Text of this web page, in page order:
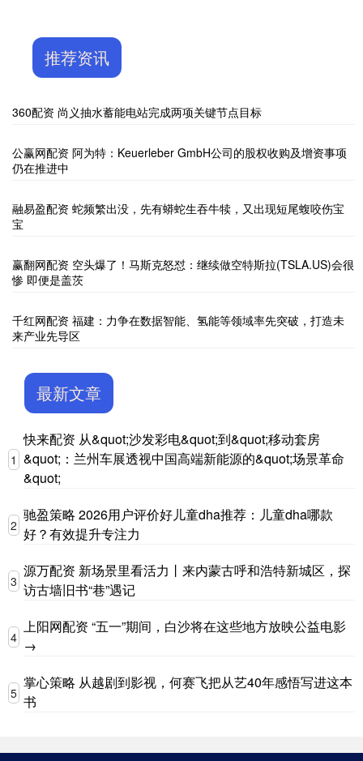
推荐资讯
360配资 尚义抽水蓄能电站完成两项关键节点目标
公赢网配资 阿为特：Keuerleber GmbH公司的股权收购及增资事项
仍在推进中
融易盈配资 蛇频繁出没，先有蟒蛇生吞牛犊，又出现短尾蝮咬伤宝
宝
赢翻网配资 空头爆了！马斯克怒怼：继续做空特斯拉(TSLA.US)会很
惨 即便是盖茨
千红网配资 福建：力争在数据智能、氢能等领域率先突破，打造未
来产业先导区
最新文章
1
快来配资 从&quot;沙发彩电&quot;到&quot;移动套房
&quot;：兰州车展透视中国高端新能源的&quot;场景革命
&quot;
2
驰盈策略 2026用户评价好儿童dha推荐：儿童dha哪款
好？有效提升专注力
3
源万配资 新场景里看活力丨来内蒙古呼和浩特新城区，探
访古墙旧书“巷”遇记
4
上阳网配资 “五一”期间，白沙将在这些地方放映公益电影
→
5
掌心策略 从越剧到影视，何赛飞把从艺40年感悟写进这本
书